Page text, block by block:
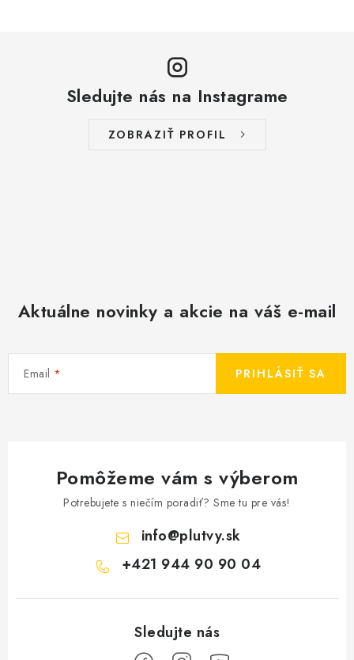
Sledujte nás na Instagrame
ZOBRAZIŤ PROFIL
Aktuálne novinky a akcie na váš e-mail
Email PRIHLÁSIŤ SA
Pomôžeme vám s výberom
Potrebujete s niečím poradiť? Sme tu pre vás!
info@plutvy.sk
+421 944 90 90 04